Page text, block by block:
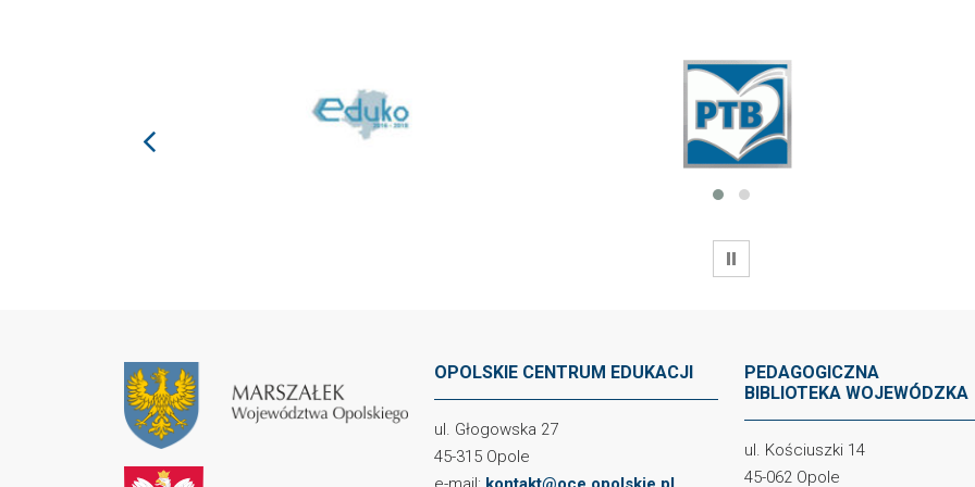
prev
WSTRZYMAJ
OPOLSKIE CENTRUM EDUKACJI
ul. Głogowska 27
45-315 Opole
PEDAGOGICZNA
BIBLIOTEKA WOJEWÓDZKA
ul. Kościuszki 14
45-062 Opole